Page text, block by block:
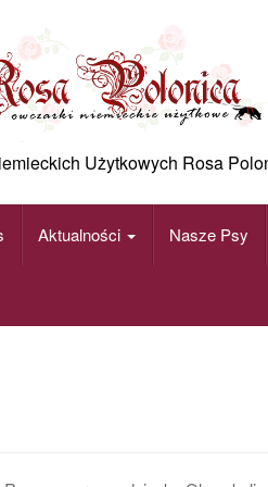
Użytkowych Rosa
Aktualności Nasze Psy